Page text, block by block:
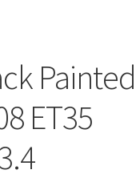
Painted
ET35